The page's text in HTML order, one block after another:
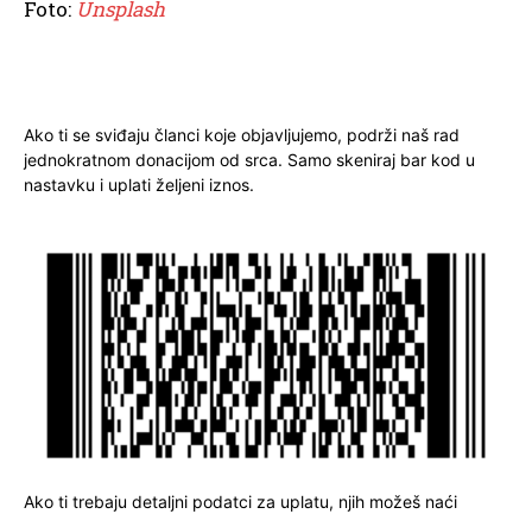
Foto: Unsplash
Ako ti se sviđaju članci koje objavljujemo, podrži naš rad
jednokratnom donacijom od srca. Samo skeniraj bar kod u
nastavku i uplati željeni iznos.
Ako ti trebaju detaljni podatci za uplatu, njih možeš naći